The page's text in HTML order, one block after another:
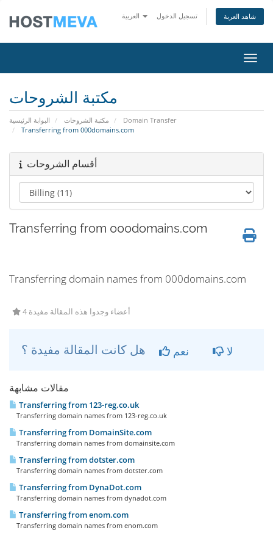
تسجيل الدخول شاهد العربة
مكتبة الشروحات
البوابة الرئيسية مكتبة الشروحات
Domain Transfer
Transferring from 000domains.com
أقسام الشروحات
Transferring from 000domains.com
Transferring domain names from 000domains.com
4 أعضاء وجدوا هذه المقالة مفيدة
نعم لا
مقالات مشابهة
Transferring from 123-reg.co.uk
Transferring domain names from 123-reg.co.uk
Transferring from DomainSite.com
Transferring domain names from domainsite.com
Transferring from dotster.com
Transferring domain names from dotster.com
Transferring from DynaDot.com
Transferring domain names from dynadot.com
Transferring from enom.com
Transferring domain names from enom.com